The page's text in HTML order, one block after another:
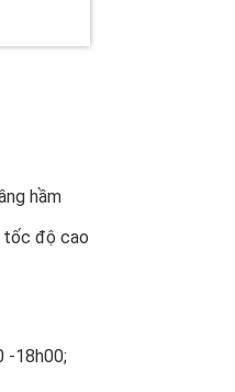
hầm
tốc độ cao
-18h00;